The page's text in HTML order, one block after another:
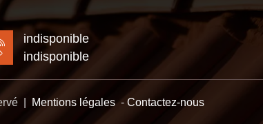
indisponible
indisponible
| Mentions légales- Contactez-nous